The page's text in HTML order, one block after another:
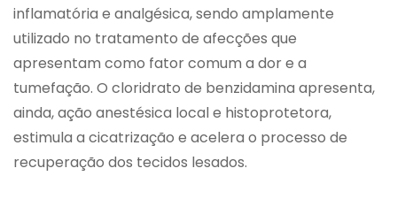
inflamatória e analgésica, sendo amplamente
utilizado no tratamento de afecções que
apresentam como fator comum a dor e a
tumefação. O cloridrato de benzidamina apresenta,
ainda, ação anestésica local e histoprotetora,
estimula a cicatrização e acelera o processo de
recuperação dos tecidos lesados.